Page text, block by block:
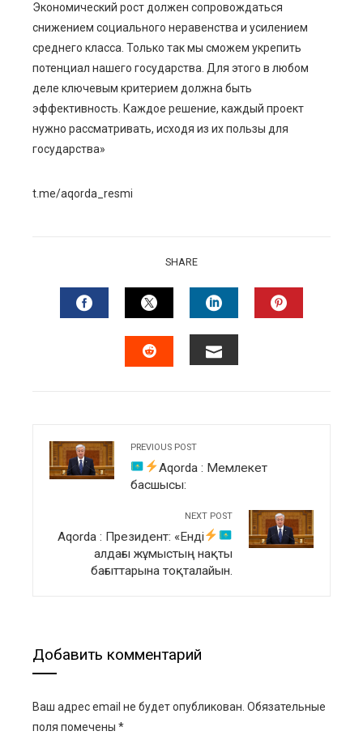
Экономический рост должен сопровождаться
снижением социального неравенства и усилением
среднего класса. Только так мы сможем укрепить
потенциал нашего государства. Для этого в любом
деле ключевым критерием должна быть
эффективность. Каждое решение, каждый проект
нужно рассматривать, исходя из их пользы для
государства»
t.me/aqorda_resmi
SHARE
FACEBOOKTWITTERLINKEDIN
PREVIOUS POST
Aqorda: Мемлекет
басшысы:
NEXT POST
Aqorda : Президент: «Енді
алдағы жұмыстың нақты
бағыттарына тоқталайын.
Добавить комментарий
Ваш адрес email не будет опубликован. Обязательные
поля помечены *